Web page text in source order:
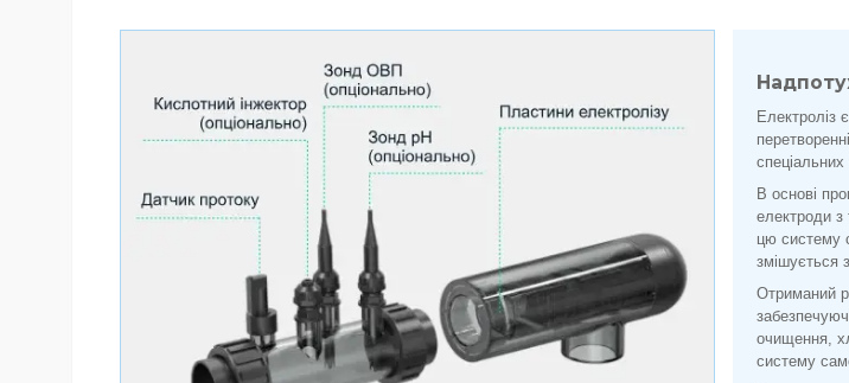
Електроліз
В основі
електроди з
цю систему
змішується
Отриманий
очищення,
систему